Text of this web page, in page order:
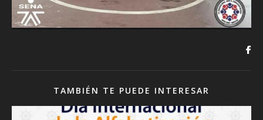
TAMBIÉN TE PUEDE INTERESAR